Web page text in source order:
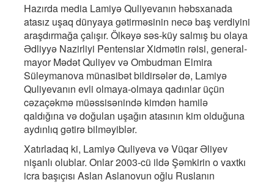
Hazırda media Lamiyə Quliyevanın həbsxanada
atasız uşaq dünyaya gətirməsinin necə baş verdiyini
araşdırmağa çalışır. Ölkəyə səs-küy salmış bu olaya
Ədliyyə Nazirliyi Pentensiar Xidmətin rəisi, general-
mayor Mədət Quliyev və Ombudman Elmira
Süleymanova münasibət bildirsələr də, Lamiyə
Quliyevanın evli olmaya-olmaya qadınlar üçün
cəzaçəkmə müəssisənində kimdən hamilə
qaldığına və doğulan uşağın atasının kim olduğuna
aydınlıq gətirə bilməyiblər.
Xatırladaq ki, Lamiyə Quliyeva və Vüqar Əliyev
nişanlı olublar. Onlar 2003-cü ildə Şəmkirin o vaxtkı
icra başıçısı Aslan Aslanovun oğlu Ruslanın